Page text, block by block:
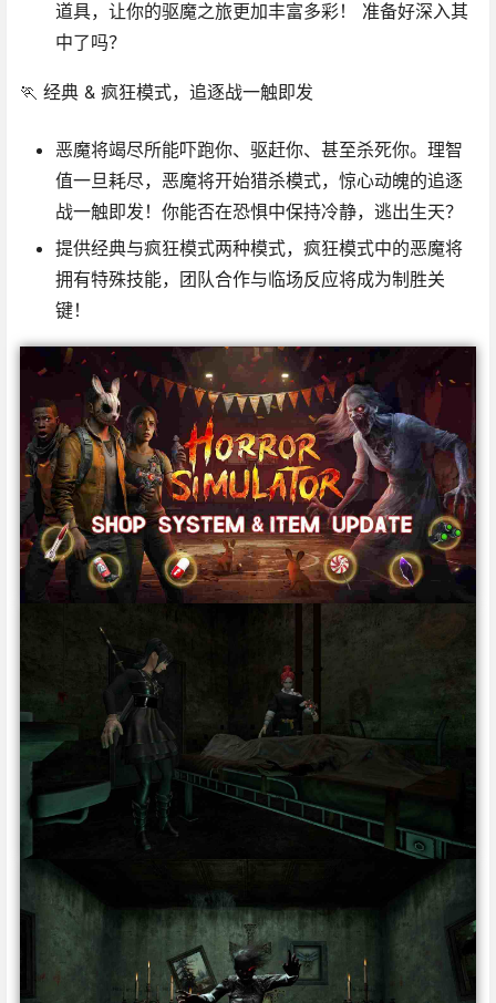
道具，让你的驱魔之旅更加丰富多彩！ 准备好深入其
中了吗？
🏃 经典 & 疯狂模式，追逐战一触即发
恶魔将竭尽所能吓跑你、驱赶你、甚至杀死你。理智
值一旦耗尽，恶魔将开始猎杀模式，惊心动魄的追逐
战一触即发！你能否在恐惧中保持冷静，逃出生天？
提供经典与疯狂模式两种模式，疯狂模式中的恶魔将
拥有特殊技能，团队合作与临场反应将成为制胜关
键！